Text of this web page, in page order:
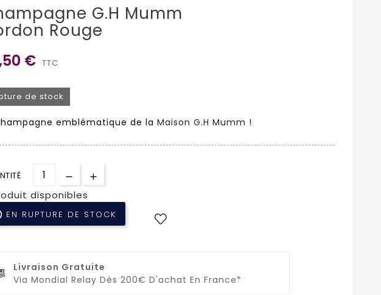
G.H Mumm
Rouge
€ TTC
de stock
emblématique de la Maison G.H Mumm !
disponibles
EN RUPTURE DE STOCK
Livraison Gratuite
Via Mondial Relay Dès 200€ D'achat En France*